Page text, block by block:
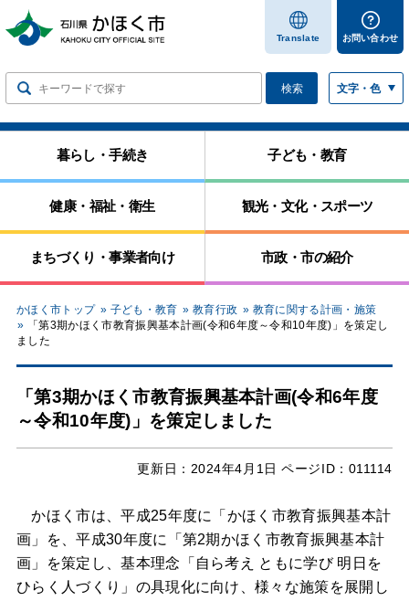
します
Translate お問い合わせ
検索 文字・色
暮らし・手続き 子ども・教育
健康・福祉・衛生 観光・文化・スポーツ
まちづくり・事業者向け 市政・市の紹介
かほく市トップ 子ども・教育 教育行政
教育に関する計画・施策
「第3期かほく市教育振興基本計画(令和6年度～令和10年度)」を策定し
ました
「第3期かほく市教育振興基本計画(令和6年度
～令和10年度)」を策定しました
更新日： 2024年4月1日 ページID：011114
かほく市は、平成25年度に「かほく市教育振興基本計
画」を、平成30年度に「第2期かほく市教育振興基本計
画」を策定し、基本理念「自ら考え ともに学び 明日を
ひらく人づくり」の具現化に向け、様々な施策を展開し